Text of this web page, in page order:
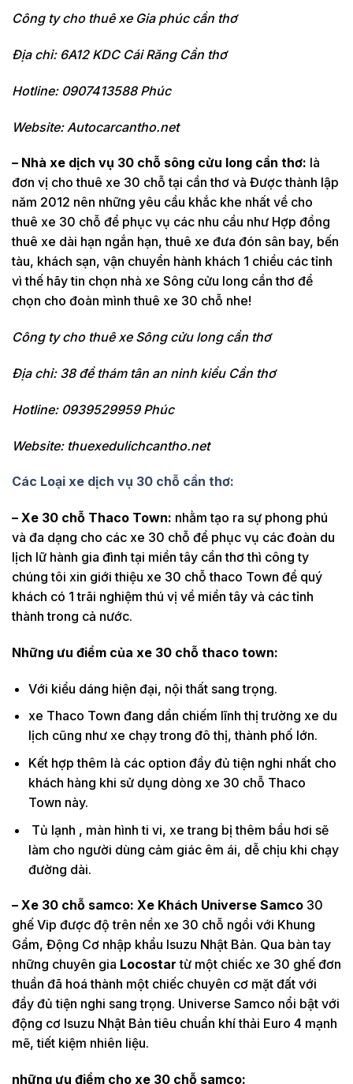
Công ty cho thuê xe Gia phúc cần thơ
Địa chỉ: 6A12 KDC Cái Răng Cần thơ
Hotline: 0907413588 Phúc
Website: Autocarcantho.net
– Nhà xe dịch vụ 30 chỗ sông cửu long cần thơ: là
đơn vị cho thuê xe 30 chỗ tại cần thơ và Được thành lập
năm 2012 nên những yêu cầu khắc khe nhất về cho
thuê xe 30 chỗ để phục vụ các nhu cầu như Hợp đồng
thuê xe dài hạn ngắn hạn, thuê xe đưa đón sân bay, bến
tàu, khách sạn, vận chuyển hành khách 1 chiều các tỉnh
vì thế hãy tin chọn nhà xe Sông cửu long cần thơ để
chọn cho đoàn mình thuê xe 30 chỗ nhe!
Công ty cho thuê xe Sông cửu long cần thơ
Địa chỉ: 38 đề thám tân an ninh kiều Cần thơ
Hotline: 0939529959 Phúc
Website: thuexedulichcantho.net
Các Loại xe dịch vụ 30 chỗ cần thơ:
– Xe 30 chỗ Thaco Town: nhằm tạo ra sự phong phú
và đa dạng cho các xe 30 chỗ để phục vụ các đoàn du
lịch lữ hành gia đình tại miền tây cần thơ thì công ty
chúng tôi xin giới thiệu xe 30 chỗ thaco Town để quý
khách có 1 trãi nghiệm thú vị về miền tây và các tỉnh
thành trong cả nước.
Những ưu điểm của xe 30 chỗ thaco town:
Với kiểu dáng hiện đại, nội thất sang trọng.
xe Thaco Town đang dần chiếm lĩnh thị trường xe du
lịch cũng như xe chạy trong đô thị, thành phố lớn.
Kết hợp thêm là các option đầy đủ tiện nghi nhất cho
khách hàng khi sử dụng dòng xe 30 chỗ Thaco
Town này.
Tủ lạnh , màn hình ti vi, xe trang bị thêm bầu hơi sẽ
làm cho người dùng cảm giác êm ái, dễ chịu khi chạy
đường dài.
– Xe 30 chỗ samco: Xe Khách Universe Samco 30
ghế Vip được độ trên nền xe 30 chỗ ngồi với Khung
Gầm, Động Cơ nhập khẩu Isuzu Nhật Bản. Qua bàn tay
những chuyên gia Locostar từ một chiếc xe 30 ghế đơn
thuần đã hoá thành một chiếc chuyên cơ mặt đất với
đầy đủ tiện nghi sang trọng. Universe Samco nổi bật với
động cơ Isuzu Nhật Bản tiêu chuẩn khí thải Euro 4 mạnh
mẽ, tiết kiệm nhiên liệu.
những ưu điểm cho xe 30 chỗ samco: